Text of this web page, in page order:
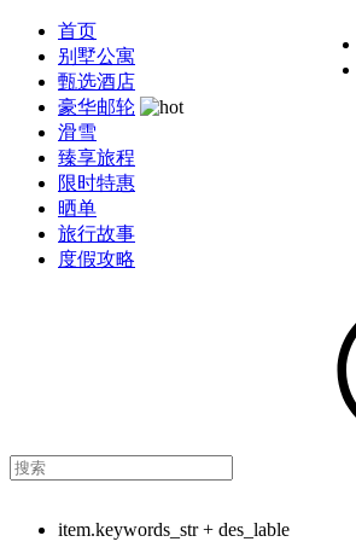
首页
别墅公寓
甄选酒店
豪华邮轮
滑雪
臻享旅程
限时特惠
晒单
旅行故事
度假攻略
item.keywords_str + des_lable